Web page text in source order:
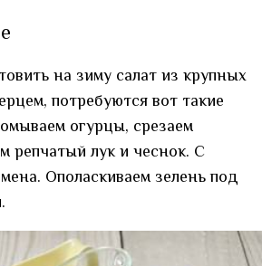
на зиму салат из крупных
потребуются вот такие
огурцы, срезаем
репчатый лук и чеснок. С
Ополаскиваем зелень под